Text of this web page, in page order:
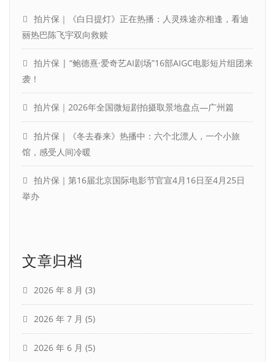
拍片保｜《白日提灯》正在热播：人灵殊途亦相逢，看迪
丽热巴陈飞宇双向救赎
拍片保 | “鲍德熹·爱奇艺AI剧场”16部AIGC电影短片组团来
袭！
拍片保｜2026年全国微短剧拍摄取景地盘点—广州篇
拍片保｜《冬去春来》热播中：六个北漂人，一个小旅
馆，感受人间冷暖
拍片保｜第16届北京国际电影节官宣4月16日至4月25日
举办
文章归档
2026 年 8 月 (3)
2026 年 7 月 (5)
2026 年 6 月 (5)